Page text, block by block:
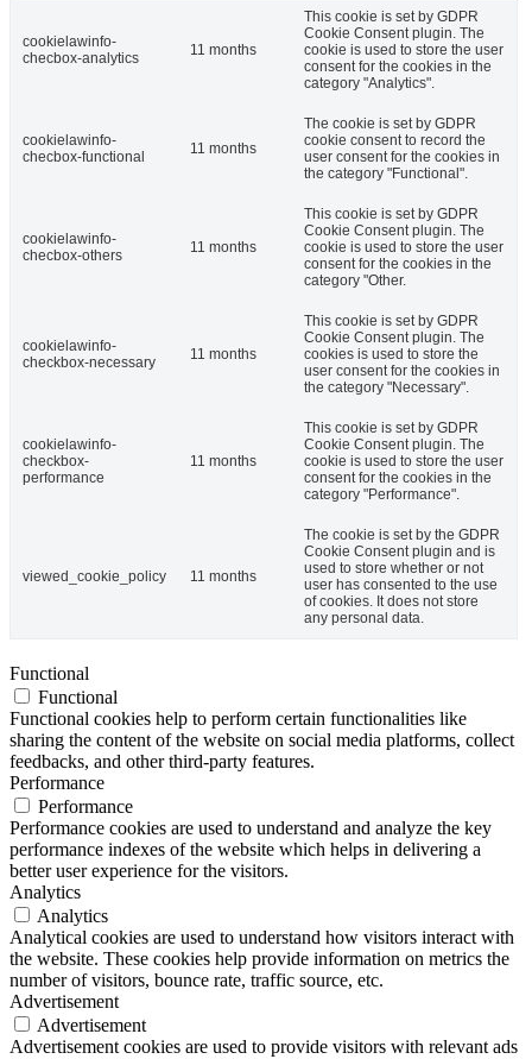
cookielawinfo-
checbox-analytics
11 months
This cookie is set by GDPR
Cookie Consent plugin. The
cookie is used to store the user
consent for the cookies in the
category "Analytics".
cookielawinfo-
checbox-functional
11 months
The cookie is set by GDPR
cookie consent to record the
user consent for the cookies in
the category "Functional".
cookielawinfo-
checbox-others
11 months
This cookie is set by GDPR
Cookie Consent plugin. The
cookie is used to store the user
consent for the cookies in the
category "Other.
cookielawinfo-
checkbox-necessary
11 months
This cookie is set by GDPR
Cookie Consent plugin. The
cookies is used to store the
user consent for the cookies in
the category "Necessary".
cookielawinfo-
checkbox-
performance
11 months
This cookie is set by GDPR
Cookie Consent plugin. The
cookie is used to store the user
consent for the cookies in the
category "Performance".
viewed_cookie_policy 11 months
The cookie is set by the GDPR
Cookie Consent plugin and is
used to store whether or not
user has consented to the use
of cookies. It does not store
any personal data.
Functional
Functional
Functional cookies help to perform certain functionalities like
sharing the content of the website on social media platforms, collect
feedbacks, and other third-party features.
Performance
Performance
Performance cookies are used to understand and analyze the key
performance indexes of the website which helps in delivering a
better user experience for the visitors.
Analytics
Analytics
Analytical cookies are used to understand how visitors interact with
the website. These cookies help provide information on metrics the
number of visitors, bounce rate, traffic source, etc.
Advertisement
Advertisement
Advertisement cookies are used to provide visitors with relevant ads